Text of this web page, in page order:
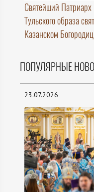
Святейший
Тульского образа
Казанском
ПОПУЛЯРНЫЕ
23.07.2026